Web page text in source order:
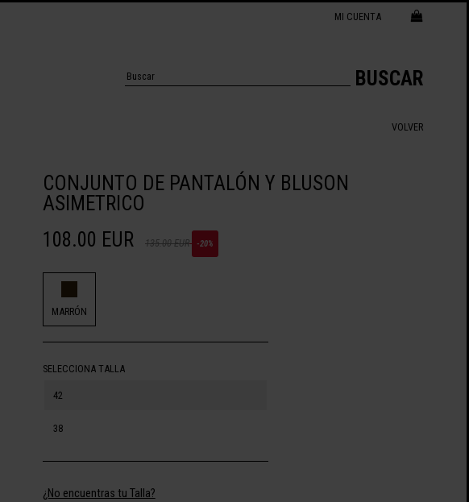
MI CUENTA
BUSCAR
VOLVER
CONJUNTO DE PANTALÓN Y BLUSON
ASIMETRICO
108.00 EUR
135.00 EUR -20%
MARRÓN
SELECCIONA TALLA
42
38
¿No encuentras tu Talla?